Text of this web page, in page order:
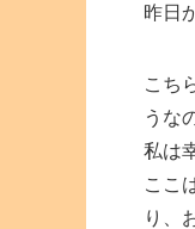
昨日
こち
うな
私は
ここ
り、